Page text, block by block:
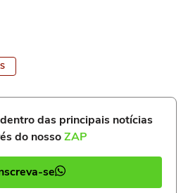
das principais notícias
do nossoZAP
se